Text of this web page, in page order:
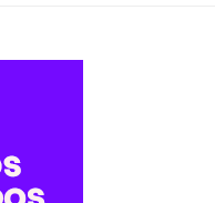
de Umuarama